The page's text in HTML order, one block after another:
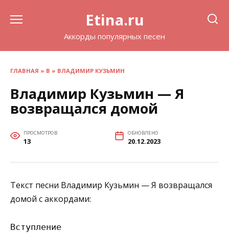
Etina.ru
Аккорды популярных песен
ГЛАВНАЯ » В » ВЛАДИМИР КУЗЬМИН
Владимир Кузьмин — Я
возвращался домой
ПРОСМОТРОВ
13
ОБНОВЛЕНО
20.12.2023
Текст песни Владимир Кузьмин — Я возвращался
домой с аккордами:
Вступление